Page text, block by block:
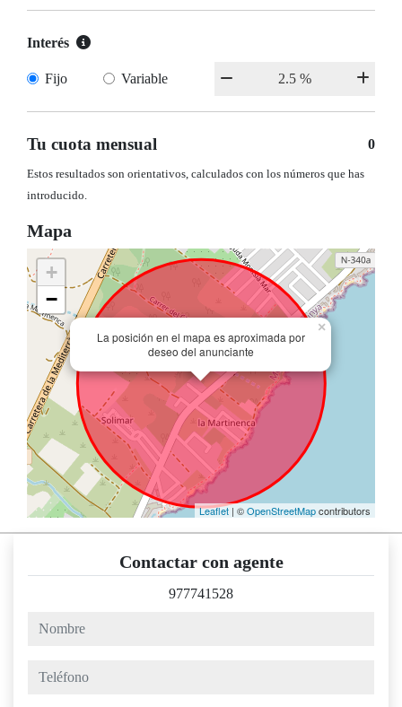
Interés
Fijo Variable
Tu cuota mensual 0
Estos resultados son orientativos, calculados con los números que has
introducido.
Mapa
La posición en el mapa es aproximada por
deseo del anunciante
×
+
−
Leaflet | ©OpenStreetMapcontributors
Contactar con agente
977741528
nombre
teléfono